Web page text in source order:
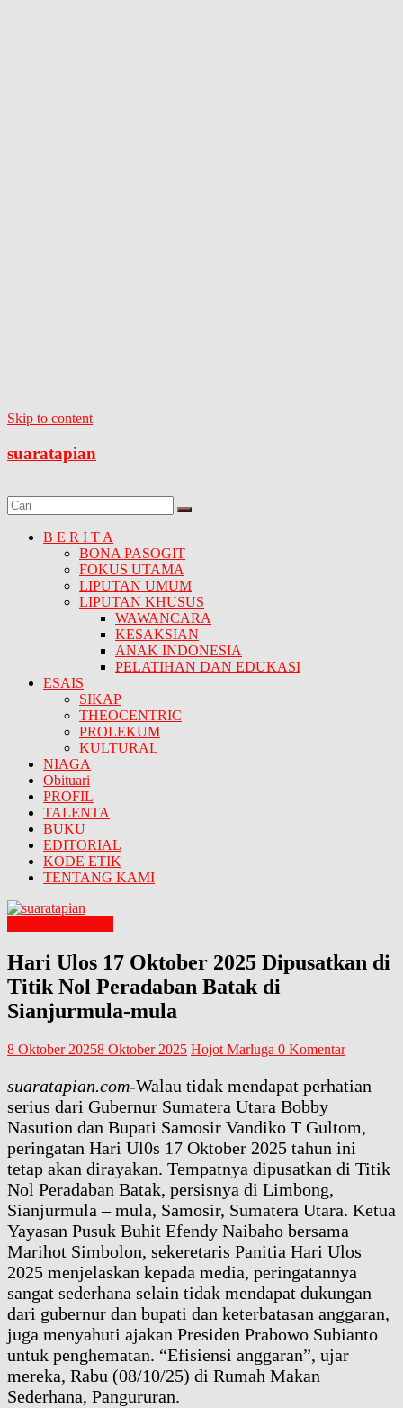
Skip to content
suaratapian
B E R I T A
BONA PASOGIT
FOKUS UTAMA
LIPUTAN UMUM
LIPUTAN KHUSUS
WAWANCARA
KESAKSIAN
ANAK INDONESIA
PELATIHAN DAN EDUKASI
ESAIS
SIKAP
THEOCENTRIC
PROLEKUM
KULTURAL
NIAGA
Obituari
PROFIL
TALENTA
BUKU
EDITORIAL
KODE ETIK
TENTANG KAMI
Hari Ulos 17 Oktober 2025 Dipusatkan di
Titik Nol Peradaban Batak di
Sianjurmula-mula
8 Oktober 20258 Oktober 2025 Hojot Marluga 0 Komentar
suaratapian.com-Walau tidak mendapat perhatian
serius dari Gubernur Sumatera Utara Bobby
Nasution dan Bupati Samosir Vandiko T Gultom,
peringatan Hari Ul0s 17 Oktober 2025 tahun ini
tetap akan dirayakan. Tempatnya dipusatkan di Titik
Nol Peradaban Batak, persisnya di Limbong,
Sianjurmula – mula, Samosir, Sumatera Utara. Ketua
Yayasan Pusuk Buhit Efendy Naibaho bersama
Marihot Simbolon, sekeretaris Panitia Hari Ulos
2025 menjelaskan kepada media, peringatannya
sangat sederhana selain tidak mendapat dukungan
dari gubernur dan bupati dan keterbatasan anggaran,
juga menyahuti ajakan Presiden Prabowo Subianto
untuk penghematan. “Efisiensi anggaran”, ujar
mereka, Rabu (08/10/25) di Rumah Makan
Sederhana, Pangururan.